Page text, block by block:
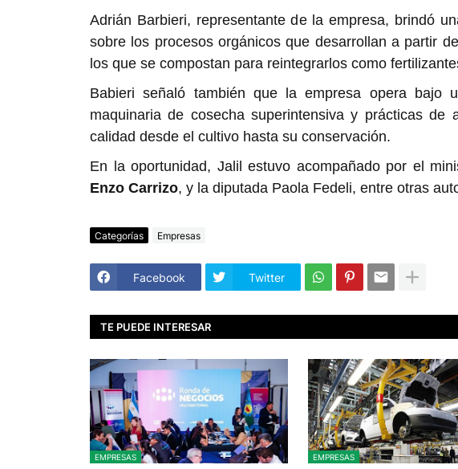
Adrián Barbieri, representante de la empresa, brindó
sobre los procesos orgánicos que desarrollan a partir
los que se compostan para reintegrarlos como
Babieri señaló también que la empresa opera bajo
maquinaria de cosecha superintensiva y prácticas de
calidad desde el cultivo hasta su conservación.
En la oportunidad, Jalil estuvo acompañado por el
Enzo Carrizo, y la diputada Paola Fedeli, entre otras
Categorías Empresas
Facebook Twitter
TE PUEDE INTERESAR
EMPRESAS EMPRESAS